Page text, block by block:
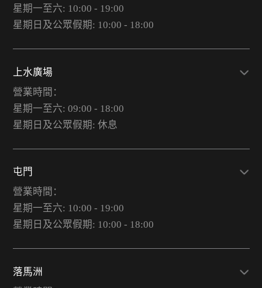
星期一至六: 10:00 - 19:00
星期日及公眾假期: 10:00 - 18:00
上水廣場
營業時間：
星期一至六: 09:00 - 18:00
星期日及公眾假期: 休息
屯門
營業時間：
星期一至六: 10:00 - 19:00
星期日及公眾假期: 10:00 - 18:00
落馬洲